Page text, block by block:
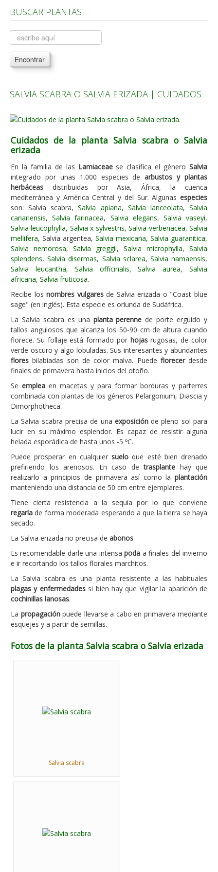
Árboles, Cicas y Palmeras de la G a la Z
Plantas Anuales y Perennes
Plantas Bulbosas y Acuáticas
Plantas de Interior
Plantas Aromáticas y de Huerto
Plantas Carnívoras y Orquídeas
Hemisferio Norte
Hemisferio Sur
Enfermedades
Animales
Hongos
Carencias
Fotos
Flores y Plantas
Árboles y Palmeras
Arbustos y Trepadoras
Cactus y Suculentas
BUSCAR PLANTAS
Encontrar
SALVIA SCABRA O SALVIA ERIZADA | CUIDADOS
Cuidados de la planta Salvia scabra o Salvia
erizada
En la familia de las Lamiaceaese clasifica el género Salvia
integrado por unas 1.000 especies dearbustos y plantas
herbáceas distribuidas por Asia, África, la cuenca
mediterránea y América Central y del Sur. Algunas especies
son: Salvia scabra,Salvia apiana, Salvia lanceolata,Salvia
canariensis,Salvia farinacea, Salvia elegans, Salvia vaseyi,
Salvia leucophylla, Salvia x sylvestris,Salvia verbenacea,Salvia
mellifera, Salvia argentea, Salvia mexicana, Salvia guaranitica,
Salvia nemorosa, Salvia greggii, Salvia microphylla, Salvia
splendens,Salvia disermas, Salvia sclarea, Salvia namaensis,
Salvia leucantha, Salvia officinalis,Salvia aurea,Salvia
africana, Salvia fruticosa.
Recibe losnombres vulgaresde Salvia erizada o "Coast blue
sage" (en inglés). Esta especie es oriunda de Sudáfrica.
La Salvia scabra es una planta perenne de porte erguido y
tallos angulosos que alcanza los 50-90 cm de altura cuando
florece. Su follaje está formado por hojasrugosas, de color
verde oscuro y algo lobuladas. Sus interesantes y abundantes
flores bilabiadas son de color malva. Puede florecerdesde
finales de primavera hasta inicios del otoño.
Se emplea en macetas y para formar borduras y parterres
combinada con plantas de los géneros Pelargonium, Diascia y
Dimorphotheca.
La Salvia scabra precisa de una exposiciónde pleno sol para
lucir en su máximo esplendor. Es capaz de resistir alguna
helada esporádica de hasta unos -5 ºC.
Puede prosperar en cualquier suelo que esté bien drenado
prefiriendo los arenosos. En caso detrasplante hay que
realizarlo a principios de primavera así como la plantación
manteniendo una distancia de 50 cm entre ejemplares.
Tiene cierta resistencia a la sequía por lo que conviene
regarla de forma moderada esperando a que la tierra se haya
secado.
La Salvia erizada no precisa de abonos.
Es recomendable darle una intensapoda a finales del invierno
e ir recortando los tallos florales marchitos.
La Salvia scabra es una planta resistente a las habituales
plagas y enfermedadessi bien hay que vigilar la aparición de
cochinillas lanosas.
La propagaciónpuede llevarse a cabo en primavera mediante
esquejes y a partir de semillas.
Fotos de la planta Salvia scabra o Salvia erizada
Salvia scabra